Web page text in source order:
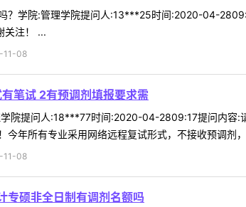
？学院:管理学院提问人:13***25时间:2020-04-
关注！ ...
11-08
笔试 2有预调剂填报要求需
院提问人:18***77时间:2020-04-2809:17提问内容:
今年所有专业采用网络远程复试形式，不接收预调剂
11-08
专硕非全日制有调剂名额吗